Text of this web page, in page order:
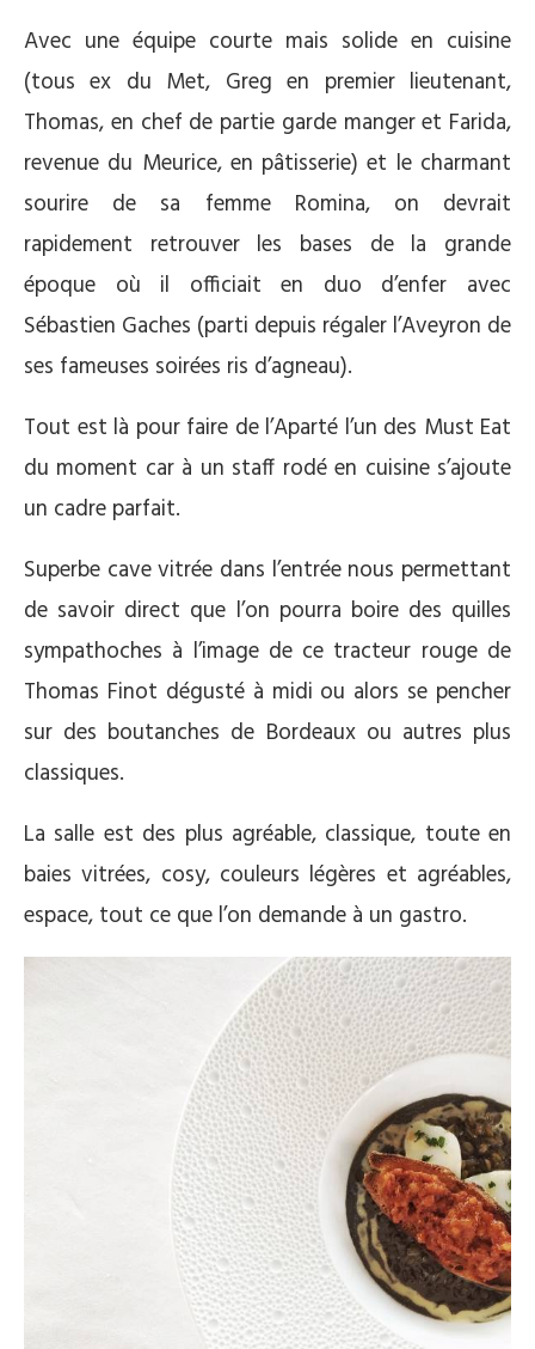
Avec une équipe courte mais solide en cuisine
(tous ex du Met, Greg en premier lieutenant,
Thomas, en chef de partie garde manger et Farida,
revenue du Meurice, en pâtisserie) et le charmant
sourire de sa femme Romina, on devrait
rapidement retrouver les bases de la grande
époque où il officiait en duo d’enfer avec
Sébastien Gaches (parti depuis régaler l’Aveyron de
ses fameuses soirées ris d’agneau).
Tout est là pour faire de l’Aparté l’un des Must Eat
du moment car à un staff rodé en cuisine s’ajoute
un cadre parfait.
Superbe cave vitrée dans l’entrée nous permettant
de savoir direct que l’on pourra boire des quilles
sympathoches à l’image de ce tracteur rouge de
Thomas Finot dégusté à midi ou alors se pencher
sur des boutanches de Bordeaux ou autres plus
classiques.
La salle est des plus agréable, classique, toute en
baies vitrées, cosy, couleurs légères et agréables,
espace, tout ce que l’on demande à un gastro.